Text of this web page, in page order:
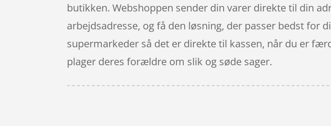
butikken. Webshoppen sender din varer direkte til din
arbejdsadresse, og få den løsning, der passer bedst for
supermarkeder så det er direkte til kassen, når du er
plager deres forældre om slik og søde sager.